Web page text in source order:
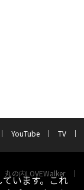
YouTube TV
丸の内LOVEWalker
います。これ